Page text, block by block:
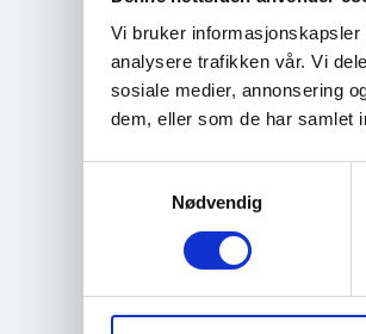
Vi bruker
analysere trafikken vår. Vi
sosiale medier, annonsering
dem, eller som de har samlet
Nødvendig
Hvordan
Barne-,
foreldrehverdag.
støtte barnet ditt